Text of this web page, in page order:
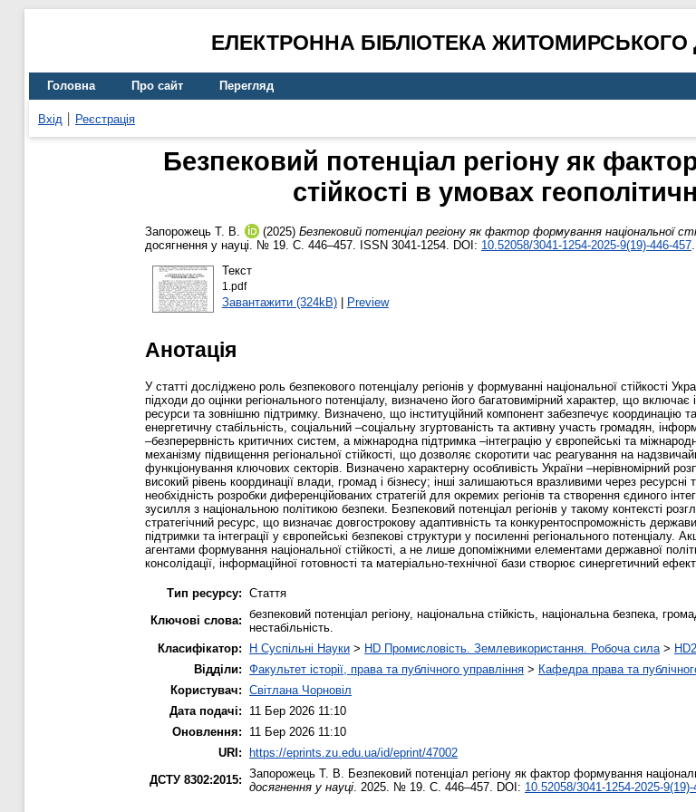
ЕЛЕКТРОННА БІБЛІОТЕКА
Головна Про сайт Перегляд
Вхід Реєстрація
Безпековий потенціал регіону як
стійкості в умовах
Запорожець Т. В. (2025) Безпековий потенціал регіону як фактор формування національної
досягнення у науці. № 19. С. 446–457. ISSN 3041-1254. DOI: 10.52058/3041-1254-2025-9(19)-446-457.
Текст
1.pdf
Завантажити (324kB)| Preview
Анотація
У статті досліджено роль безпекового потенціалу регіонів у формуванні національної стійкості
підходи до оцінки регіонального потенціалу, визначено його багатовимірний характер, що включає
ресурси та зовнішню підтримку. Визначено, що інституційний компонент забезпечує координацію
енергетичну стабіль­ність, соціальний –соціальну згуртованість та активну участь громадян,
–безперервність критичних систем, а міжнародна підтримка –інтеграцію у європейські та
механізму підвищення регіональної стійкості, що дозволяє скоротити час реагування на
функціонування ключових секторів. Визначено характерну особливість України –нерівномірний
високий рівень координації влади, громад і бізнесу; інші залишаються вразливими через
необхідність розробки диференційованих стратегій для окремих регіонів та створення єдиного
зусилля з національною політикою безпеки. Безпековий потенціал регіонів у такому контексті
стратегічний ресурс, що визначає довгострокову адаптивність та конкуренто­спроможність
підтримки та інтеграції у європейські безпекові структури у посиленні регіонального
агентами формування національної стійкості, а не лише допоміжними елементами державної
консолідації, інформаційної готовності та матеріально­-технічної бази створює синергетичний
Тип ресурсу: Стаття
Ключові слова: безпековий потенціал регіону, національна стійкість, національна безпека,
нестабільність.
Класифікатор:
H Суспільні Науки > HD Промисловість. Землевикористання. Робоча сила >
Відділи: Факультет історії, права та публічного управління > Кафедра права та
Користувач: Світлана Чорновіл
Дата подачі:
11 Бер 2026 11:10
Оновлення:
11 Бер 2026 11:10
URI: https://eprints.zu.edu.ua/id/eprint/47002
ДСТУ 8302:2015: Запорожець Т. В. Безпековий потенціал регіону як фактор формування
досягнення у науці . 2025. № 19. С. 446–457. DOI: 10.52058/3041-1254-2025-